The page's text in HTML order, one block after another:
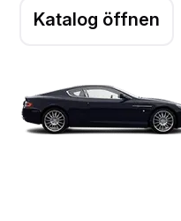
Katalog öffnen